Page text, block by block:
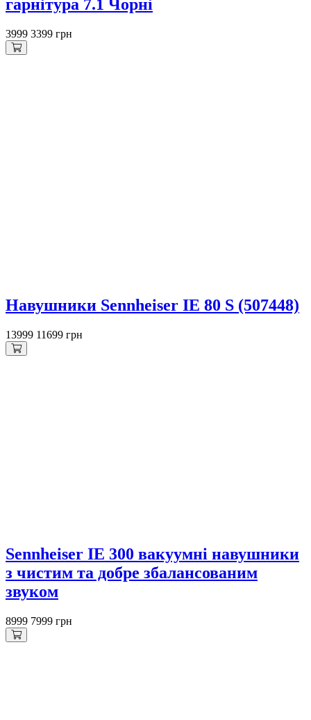
гарнітура 7.1 Чорні
3999 3399 грн
Навушники Sennheiser IE 80 S (507448)
13999 11699 грн
Sennheiser IE 300 вакуумні навушники
з чистим та добре збалансованим
звуком
8999 7999 грн